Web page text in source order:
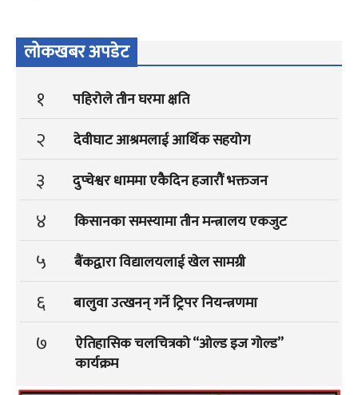
लोकखबर अपडेट
१ पहिरोले तीन घरमा क्षति
२ देवीघाट आश्रमलाई आर्थिक सहयोग
३ दुप्चेश्वर धाममा एकैदिन हजारौं भक्तजन
४ किसानका समस्यामा तीन मन्त्रालय एकजुट
५ बैंकद्वारा विद्यालयलाई खेल सामग्री
६ बालुवा उत्खनन् गर्ने ट्रिपर नियन्त्रणमा
७
ऐतिहासिक चलचित्रको “ओल्ड इज गोल्ड”
कार्यक्रम